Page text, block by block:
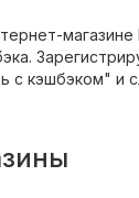
с кэшбэком" и